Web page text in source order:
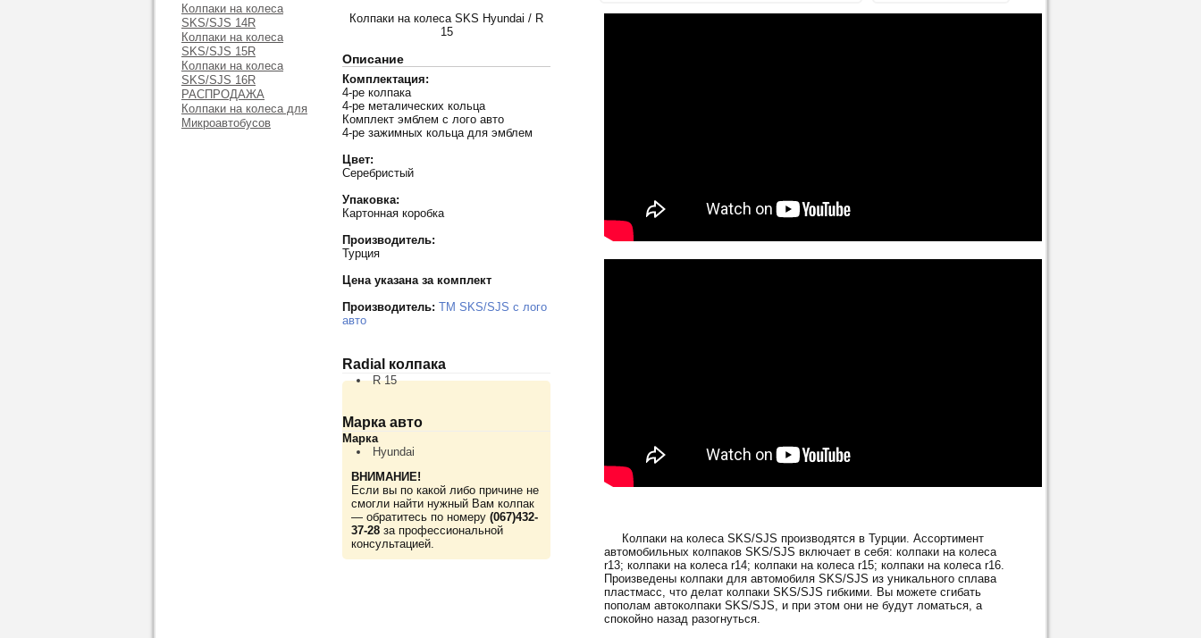
Колпаки на колеса
SKS/SJS 14R
Колпаки на колеса
SKS/SJS 15R
Колпаки на колеса
SKS/SJS 16R
РАСПРОДАЖА
Колпаки на колеса для
Микроавтобусов
Колпаки на колеса SKS Hyundai / R
15
Описание
Комплектация:
4-ре колпака
4-ре металических кольца
Комплект эмблем с лого авто
4-ре зажимных кольца для эмблем
Цвет:
Серебристый
Упаковка:
Картонная коробка
Производитель:
Турция
Цена указана за комплект
Производитель: TM SKS/SJS с лого
авто
Radial колпака
R 15
Марка авто
Марка
Hyundai
ВНИМАНИЕ!
Если вы по какой либо причине не
смогли найти нужный Вам колпак
— обратитесь по номеру (067)432-
37-28 за профессиональной
консультацией.
Колпаки на колеса SKS/SJS производятся в Турции. Ассортимент
автомобильных колпаков SKS/SJS включает в себя: колпаки на колеса
r13; колпаки на колеса r14; колпаки на колеса r15; колпаки на колеса r16.
Произведены колпаки для автомобиля SKS/SJS из уникального сплава
пластмасс, что делат колпаки SKS/SJS гибкими. Вы можете сгибать
пополам автоколпаки SKS/SJS, и при этом они не будут ломаться, а
спокойно назад разогнуться.